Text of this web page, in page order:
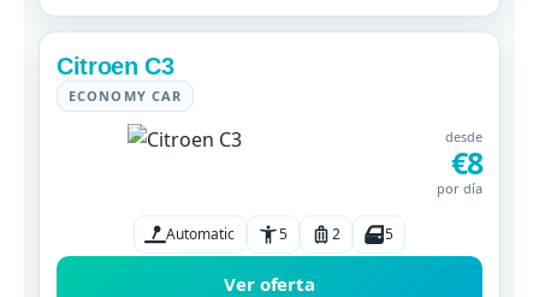
Citroen C3
ECONOMY CAR
desde
€8
por día
Automatic 5 2 5
Ver oferta